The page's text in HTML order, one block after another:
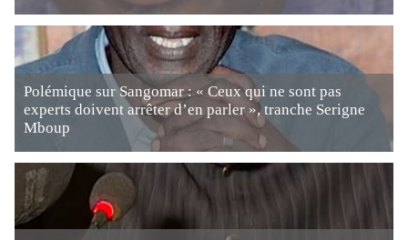
Polémique sur Sangomar : « Ceux qui ne sont pas
experts doivent arrêter d’en parler », tranche Serigne
Mboup